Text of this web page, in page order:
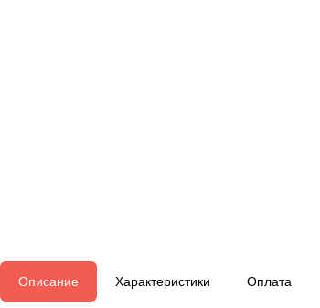
Описание Характеристики Оплата